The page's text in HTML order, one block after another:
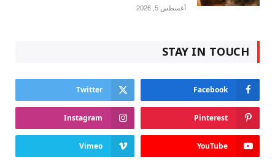
أغسطس 5, 2026
STAY IN TOUCH
Facebook
Twitter
Pinterest
Instagram
YouTube
Vimeo